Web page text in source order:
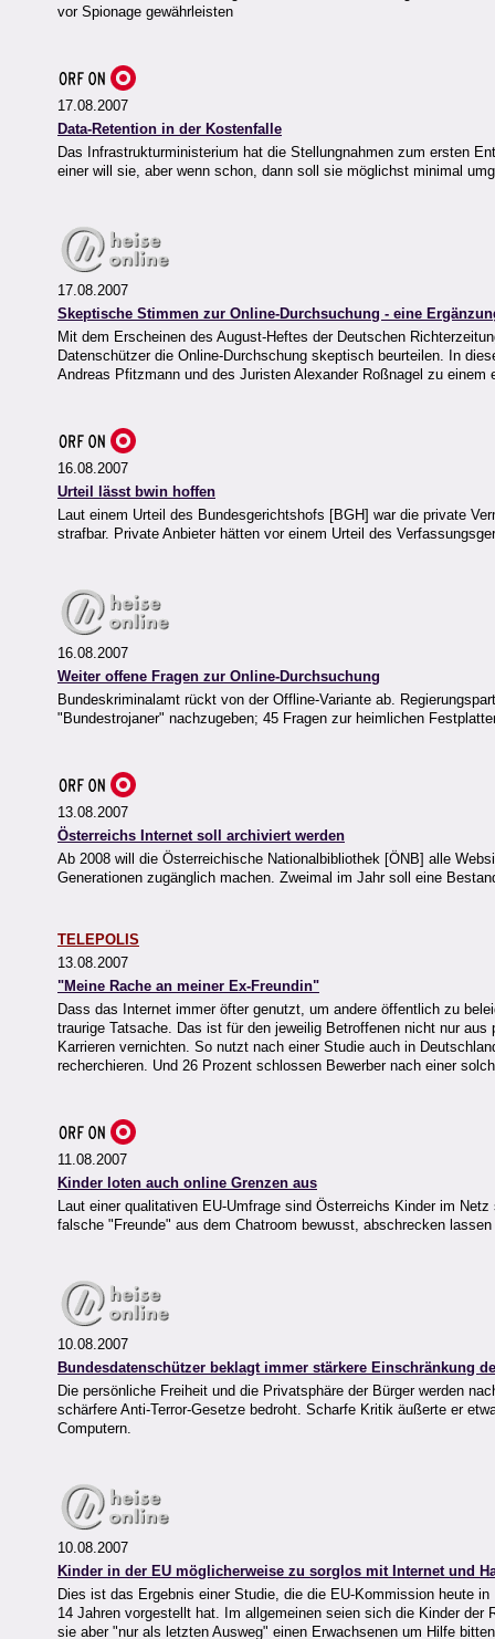
vor Spionage gewährleisten
17.08.2007
Data-Retention in der Kostenfalle
Das Infrastrukturministerium hat die Stellungnahmen zum ersten
einer will sie, aber wenn schon, dann soll sie möglichst minimal
17.08.2007
Skeptische Stimmen zur Online-Durchsuchung - eine
Mit dem Erscheinen des August-Heftes der Deutschen
Datenschützer die Online-Durchschung skeptisch beurteilen. In
Andreas Pfitzmann und des Juristen Alexander Roßnagel zu
16.08.2007
Urteil lässt bwin hoffen
Laut einem Urteil des Bundesgerichtshofs [BGH] war die private
strafbar. Private Anbieter hätten vor einem Urteil des
16.08.2007
Weiter offene Fragen zur Online-Durchsuchung
Bundeskriminalamt rückt von der Offline-Variante ab.
"Bundestrojaner" nachzugeben; 45 Fragen zur heimlichen
13.08.2007
Österreichs Internet soll archiviert werden
Ab 2008 will die Österreichische Nationalbibliothek [ÖNB] alle
Generationen zugänglich machen. Zweimal im Jahr soll eine
TELEPOLIS
13.08.2007
"Meine Rache an meiner Ex-Freundin"
Dass das Internet immer öfter genutzt, um andere öffentlich zu
traurige Tatsache. Das ist für den jeweilig Betroffenen nicht nur
Karrieren vernichten. So nutzt nach einer Studie auch in
recherchieren. Und 26 Prozent schlossen Bewerber nach einer
11.08.2007
Kinder loten auch online Grenzen aus
Laut einer qualitativen EU-Umfrage sind Österreichs Kinder im
falsche "Freunde" aus dem Chatroom bewusst, abschrecken
10.08.2007
Bundesdatenschützer beklagt immer stärkere Einschränkung
Die persönliche Freiheit und die Privatsphäre der Bürger werden
schärfere Anti-Terror-Gesetze bedroht. Scharfe Kritik äußerte er
Computern.
10.08.2007
Kinder in der EU möglicherweise zu sorglos mit Internet und
Dies ist das Ergebnis einer Studie, die die EU-Kommission heute
14 Jahren vorgestellt hat. Im allgemeinen seien sich die Kinder
sie aber "nur als letzten Ausweg" einen Erwachsenen um Hilfe